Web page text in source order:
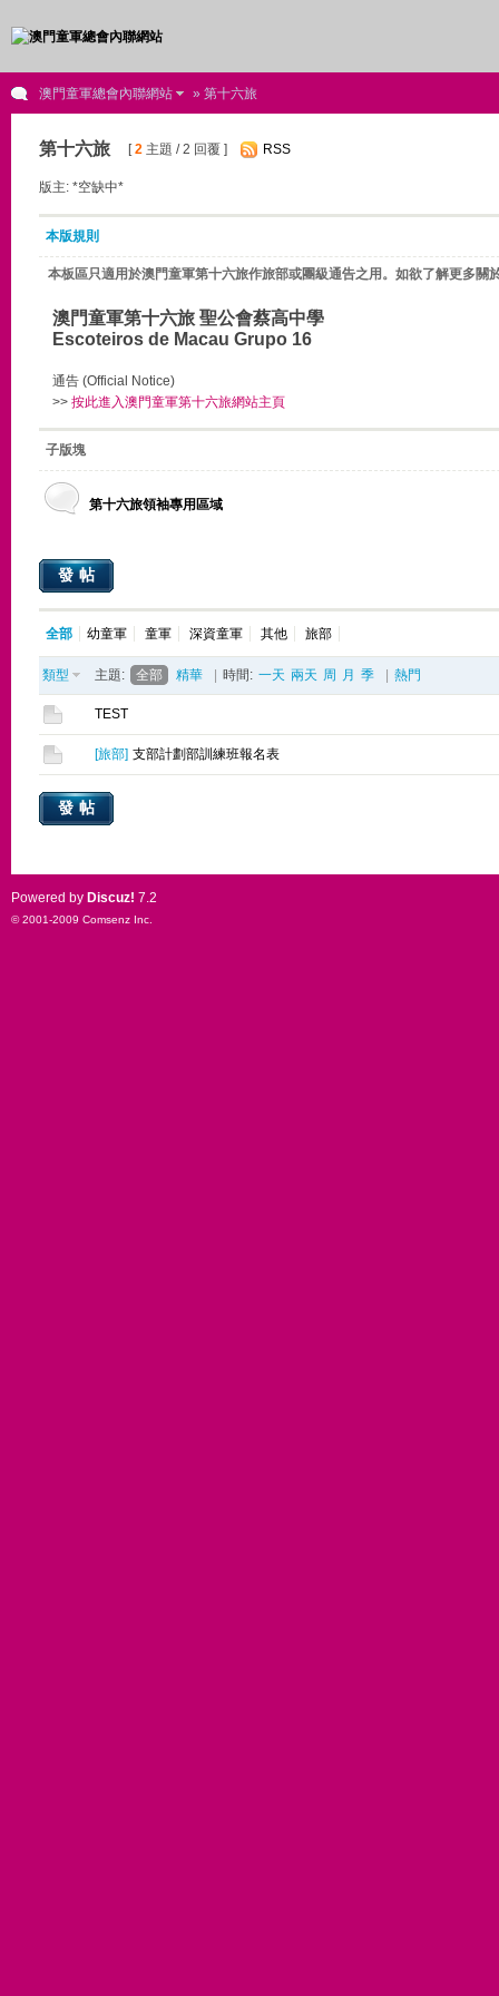
澳門童軍總會內聯網站 » 第十六旅
第十六旅 [2 主題 / 2 回覆 ] RSS
版主: *空缺中*
本版規則
本板區只適用於澳門童軍第十六旅作旅部或團級通告之用。如欲了解更多關
澳門童軍第十六旅 聖公會蔡高中學
Escoteiros de Macau Grupo 16
通告 (Official Notice)
>> 按此進入澳門童軍第十六旅網站主頁
子版塊
第十六旅領袖專用區域
發帖
全部 幼童軍 童軍 深資童軍 其他 旅部
類型 主題: 全部 精華 時間: 一天 兩天 周 月 季 熱門
TEST
[旅部] 支部計劃部訓練班報名表
發帖
Powered by Discuz! 7.2
© 2001-2009 Comsenz Inc.